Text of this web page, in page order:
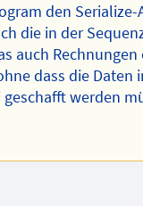
den
die in der
auch Rechnungen
dass die Daten
werden